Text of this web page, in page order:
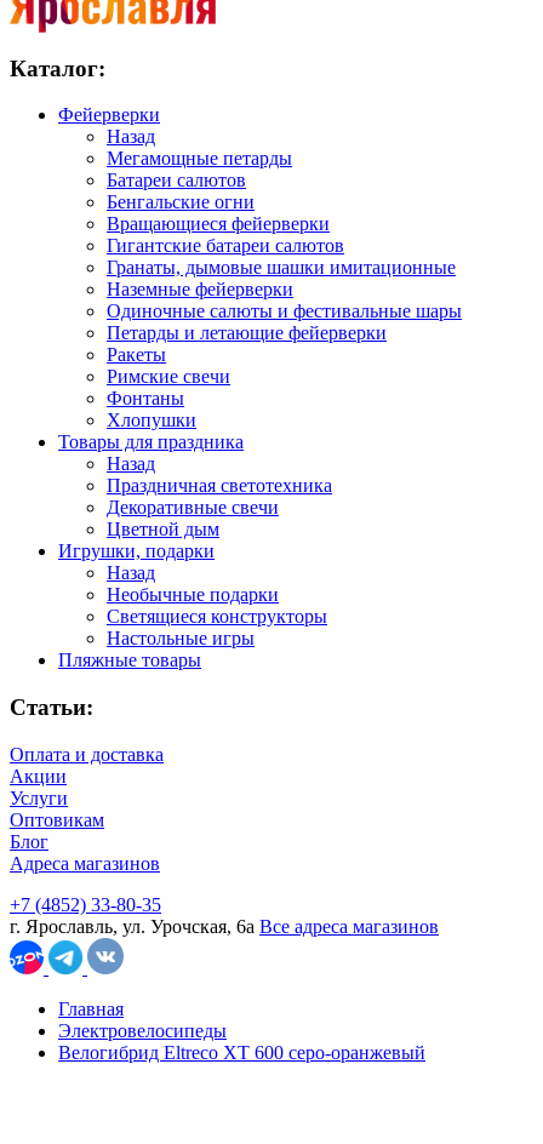
Каталог:
Фейерверки
Назад
Мегамощные петарды
Батареи салютов
Бенгальские огни
Вращающиеся фейерверки
Гигантские батареи салютов
Гранаты, дымовые шашки имитационные
Наземные фейерверки
Одиночные салюты и фестивальные шары
Петарды и летающие фейерверки
Ракеты
Римские свечи
Фонтаны
Хлопушки
Товары для праздника
Назад
Праздничная светотехника
Декоративные свечи
Цветной дым
Игрушки, подарки
Назад
Необычные подарки
Светящиеся конструкторы
Настольные игры
Пляжные товары
Статьи:
Оплата и доставка
Акции
Услуги
Оптовикам
Блог
Адреса магазинов
+7 (4852) 33-80-35
г. Ярославль, ул. Урочская, 6а Все адреса магазинов
Главная
Электровелосипеды
Велогибрид Eltreco XT 600 серо-оранжевый